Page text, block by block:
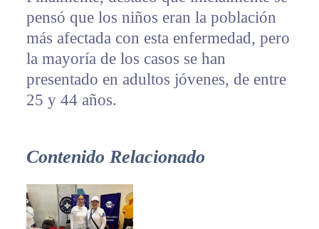
pensó que los niños eran la población
más afectada con esta enfermedad, pero
la mayoría de los casos se han
presentado en adultos jóvenes, de entre
25 y 44 años.
Contenido Relacionado